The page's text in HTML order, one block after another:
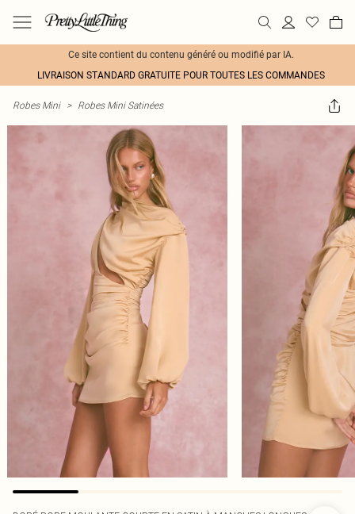
Ce site contient du contenu généré ou modifié par IA.
LIVRAISON STANDARD GRATUITE POUR TOUTES LES COMMANDES
Robes Mini > Robes Mini Satinées